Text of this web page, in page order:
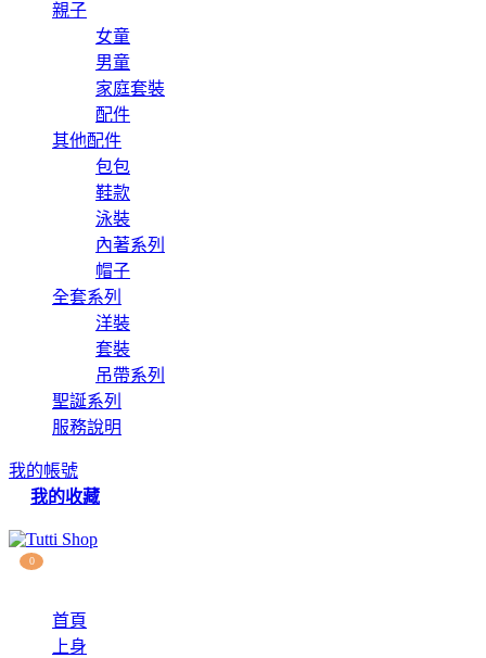
親子
女童
男童
家庭套裝
配件
其他配件
包包
鞋款
泳裝
內著系列
帽子
全套系列
洋裝
套裝
吊帶系列
聖誕系列
服務說明
我的帳號
我的收藏
0
首頁
上身